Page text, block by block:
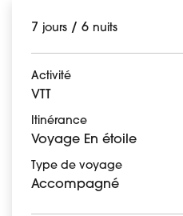
7 jours / 6 nuits
Activité
VTT
Itinérance
Voyage En étoile
Type de voyage
Accompagné